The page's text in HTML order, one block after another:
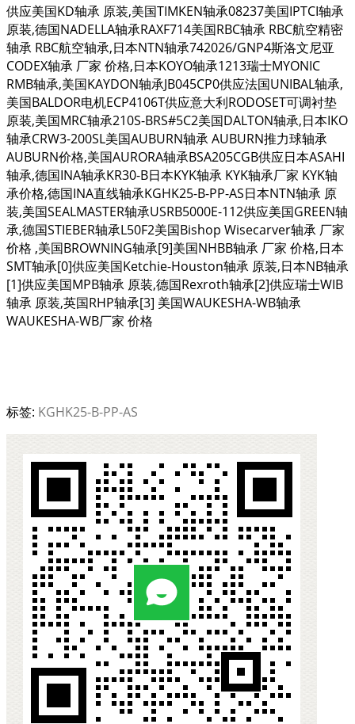
供应美国KD轴承 原装,美国TIMKEN轴承08237美国IPTCI轴承
原装,德国NADELLA轴承RAXF714美国RBC轴承 RBC航空精密
轴承 RBC航空轴承,日本NTN轴承742026/GNP4斯洛文尼亚
CODEX轴承 厂家 价格,日本KOYO轴承1213瑞士MYONIC
RMB轴承,美国KAYDON轴承JB045CP0供应法国UNIBAL轴承,
美国BALDOR电机ECP4106T供应意大利RODOSET可调衬垫
原装,美国MRC轴承210S-BRS#5C2美国DALTON轴承,日本IKO
轴承CRW3-200SL美国AUBURN轴承 AUBURN推力球轴承
AUBURN价格,美国AURORA轴承BSA205CGB供应日本ASAHI
轴承,德国INA轴承KR30-B日本KYK轴承 KYK轴承厂家 KYK轴
承价格,德国INA直线轴承KGHK25-B-PP-AS日本NTN轴承 原
装,美国SEALMASTER轴承USRB5000E-112供应美国GREEN轴
承,德国STIEBER轴承L50F2美国Bishop Wisecarver轴承 厂家
价格 ,美国BROWNING轴承[9]美国NHBB轴承 厂家 价格,日本
SMT轴承[0]供应美国Ketchie-Houston轴承 原装,日本NB轴承
[1]供应美国MPB轴承 原装,德国Rexroth轴承[2]供应瑞士WIB
轴承 原装,英国RHP轴承[3] 美国WAUKESHA-WB轴承
WAUKESHA-WB厂家 价格
标签: KGHK25-B-PP-AS